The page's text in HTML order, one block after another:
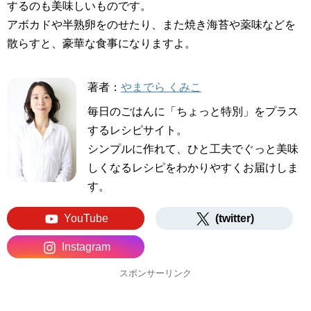
するのも美味しいものです。
アボカドや半熟卵をのせたり、また焼き海苔や薬味などを
散らすと、豪華な食事になりますよ。
著者： やまでら くみこ
毎日のごはんに「ちょっと特別」をプラス
するレシピサイト。
シンプルに作れて、ひと工夫でぐっと美味
しくなるレシピをわかりやすくお届けしま
す。
YouTube (twitter)
Instagram
スポンサーリンク